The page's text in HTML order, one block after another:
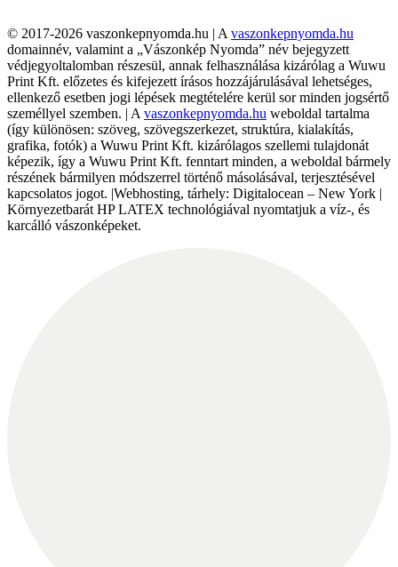
© 2017-2026 vaszonkepnyomda.hu | A vaszonkepnyomda.hu
domainnév, valamint a „Vászonkép Nyomda” név bejegyzett
védjegyoltalomban részesül, annak felhasználása kizárólag a Wuwu
Print Kft. előzetes és kifejezett írásos hozzájárulásával lehetséges,
ellenkező esetben jogi lépések megtételére kerül sor minden jogsértő
személlyel szemben. | A vaszonkepnyomda.hu weboldal tartalma
(így különösen: szöveg, szövegszerkezet, struktúra, kialakítás,
grafika, fotók) a Wuwu Print Kft. kizárólagos szellemi tulajdonát
képezik, így a Wuwu Print Kft. fenntart minden, a weboldal bármely
részének bármilyen módszerrel történő másolásával, terjesztésével
kapcsolatos jogot. |Webhosting, tárhely: Digitalocean – New York |
Környezetbarát HP LATEX technológiával nyomtatjuk a víz-, és
karcálló vászonképeket.